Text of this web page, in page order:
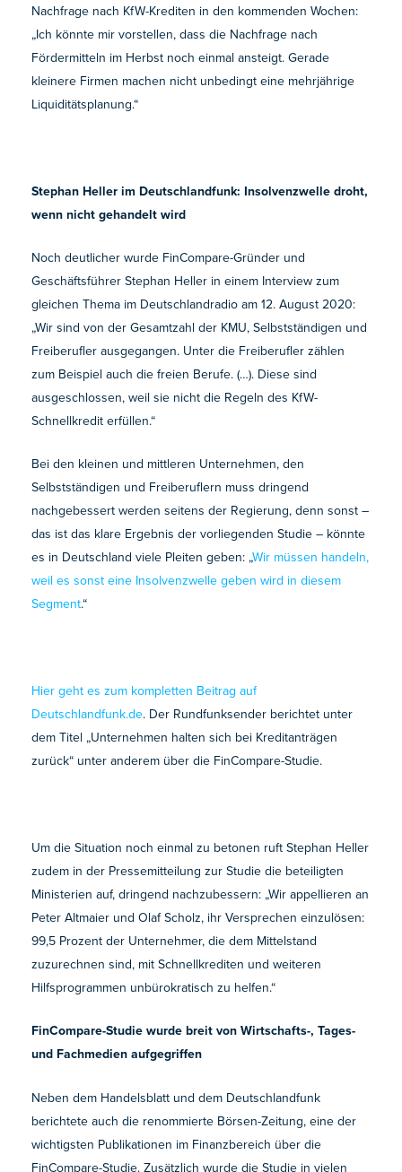
Nachfrage nach KfW-Krediten in den kommenden Wochen:
„Ich könnte mir vorstellen, dass die Nachfrage nach
Fördermitteln im Herbst noch einmal ansteigt. Gerade
kleinere Firmen machen nicht unbedingt eine mehrjährige
Liquiditätsplanung.“
Stephan Heller im Deutschlandfunk: Insolvenzwelle droht,
wenn nicht gehandelt wird
Noch deutlicher wurde FinCompare-Gründer und
Geschäftsführer Stephan Heller in einem Interview zum
gleichen Thema im Deutschlandradio am 12. August 2020:
„Wir sind von der Gesamtzahl der KMU, Selbstständigen und
Freiberufler ausgegangen. Unter die Freiberufler zählen
zum Beispiel auch die freien Berufe. (…). Diese sind
ausgeschlossen, weil sie nicht die Regeln des KfW-
Schnellkredit erfüllen.“
Bei den kleinen und mittleren Unternehmen, den
Selbstständigen und Freiberuflern muss dringend
nachgebessert werden seitens der Regierung, denn sonst –
das ist das klare Ergebnis der vorliegenden Studie – könnte
es in Deutschland viele Pleiten geben: „Wir müssen handeln,
weil es sonst eine Insolvenzwelle geben wird in diesem
Segment.“
Hier geht es zum kompletten Beitrag auf
Deutschlandfunk.de. Der Rundfunksender berichtet unter
dem Titel „Unternehmen halten sich bei Kreditanträgen
zurück“ unter anderem über die FinCompare-Studie.
Um die Situation noch einmal zu betonen ruft Stephan Heller
zudem in der Pressemitteilung zur Studie die beteiligten
Ministerien auf, dringend nachzubessern: „Wir appellieren an
Peter Altmaier und Olaf Scholz, ihr Versprechen einzulösen:
99,5 Prozent der Unternehmer, die dem Mittelstand
zuzurechnen sind, mit Schnellkrediten und weiteren
Hilfsprogrammen unbürokratisch zu helfen.“
FinCompare-Studie wurde breit von Wirtschafts-, Tages-
und Fachmedien aufgegriffen
Neben dem Handelsblatt und dem Deutschlandfunk
berichtete auch die renommierte Börsen-Zeitung, eine der
wichtigsten Publikationen im Finanzbereich über die
FinCompare-Studie. Zusätzlich wurde die Studie in vielen